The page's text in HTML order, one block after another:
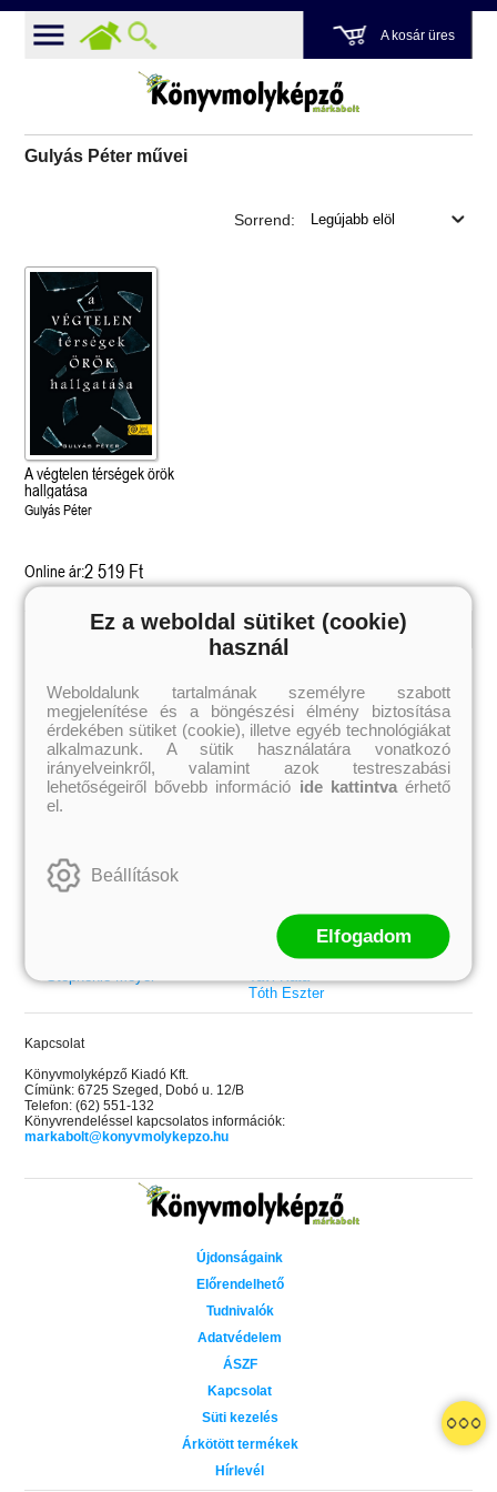
A kosár üres
Gulyás Péter művei
Grace and Glory - Kegyelem és
Különleges éldekorált kiadás!
Bad Girl Reputation
Sorrend:
A végtelen térségek örök
hallgatása
Gulyás Péter
Online ár:2 519 Ft
Külföldiek
Brigid Kemmerer
Cassandra Clare
Colleen Hoover
Elle Kennedy
Erin Watt
Holly Webb
Jeff Kinney
Leigh Bardugo
Maggie Stiefvater
Penelope Ward
Stephenie Meyer
Magyarok
Ashley Carrigan
Benina
Bessenyei Gábor
Bodor Attila
Böszörményi Gyula
Cselenyák Imre
Rácz-Stefán Tibor
Róbert Katalin
Spirit Bliss
Szélesi Sándor
Tavi Kata
Tóth Eszter
Kapcsolat
Könyvmolyképző Kiadó Kft.
Címünk: 6725 Szeged, Dobó u. 12/B
Telefon: (62) 551-132
Könyvrendeléssel kapcsolatos információk:
markabolt@konyvmolykepzo.hu
Újdonságaink
Előrendelhető
Tudnivalók
Adatvédelem
ÁSZF
Kapcsolat
Süti kezelés
Árkötött termékek
Hírlevél
Ez a weboldal sütiket (cookie)
használ
Weboldalunk tartalmának személyre szabott
megjelenítése és a böngészési élmény biztosítása
érdekében sütiket (cookie), illetve egyéb technológiákat
alkalmazunk. A sütik használatára vonatkozó
irányelveinkről, valamint azok testreszabási
lehetőségeiről bővebb információ ide kattintvaérhető
el.
Beállítások
Elfogadom